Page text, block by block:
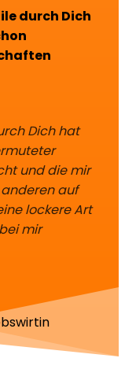
durch Dich
Dich hat
und die mir
auf
lockere Art
mir